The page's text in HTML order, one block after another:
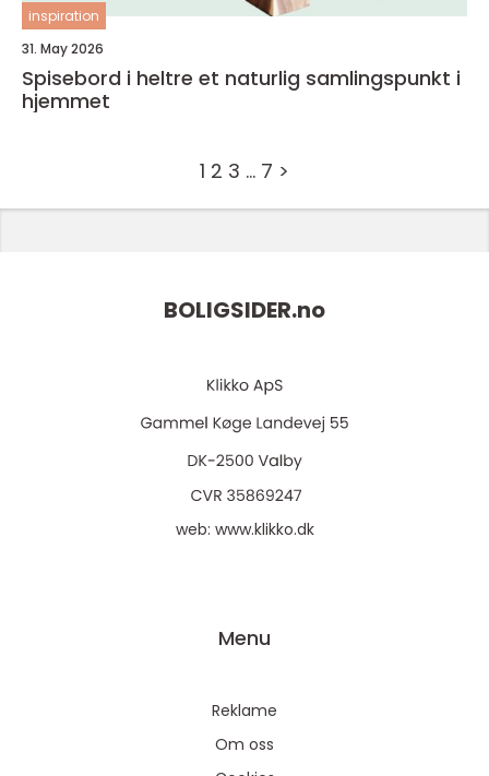
inspiration
31. May 2026
Spisebord i heltre et naturlig samlingspunkt i
hjemmet
1 2 3 … 7 >
BOLIGSIDER.no
web: www.klikko.dk
Menu
Reklame
Om oss